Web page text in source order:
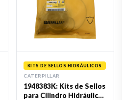
KITS DE SELLOS HIDRÁULICOS
CATERPILLAR
1948383K: Kits de Sellos
para Cilindro Hidráulico